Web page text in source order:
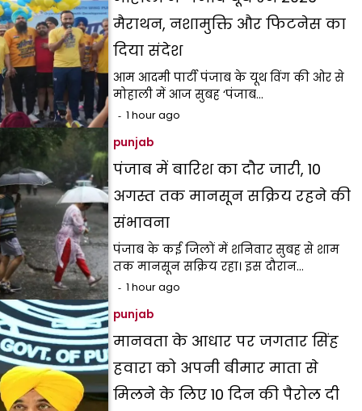
मैराथन, नशामुक्ति और फिटनेस का
दिया संदेश
आम आदमी पार्टी पंजाब के यूथ विंग की ओर से
मोहाली में आज सुबह ‘पंजाब…
1 hour ago
punjab
पंजाब में बारिश का दौर जारी, 10
अगस्त तक मानसून सक्रिय रहने की
संभावना
पंजाब के कई जिलों में शनिवार सुबह से शाम
तक मानसून सक्रिय रहा। इस दौरान…
1 hour ago
punjab
मानवता के आधार पर जगतार सिंह
हवारा को अपनी बीमार माता से
मिलने के लिए 10 दिन की पैरोल दी